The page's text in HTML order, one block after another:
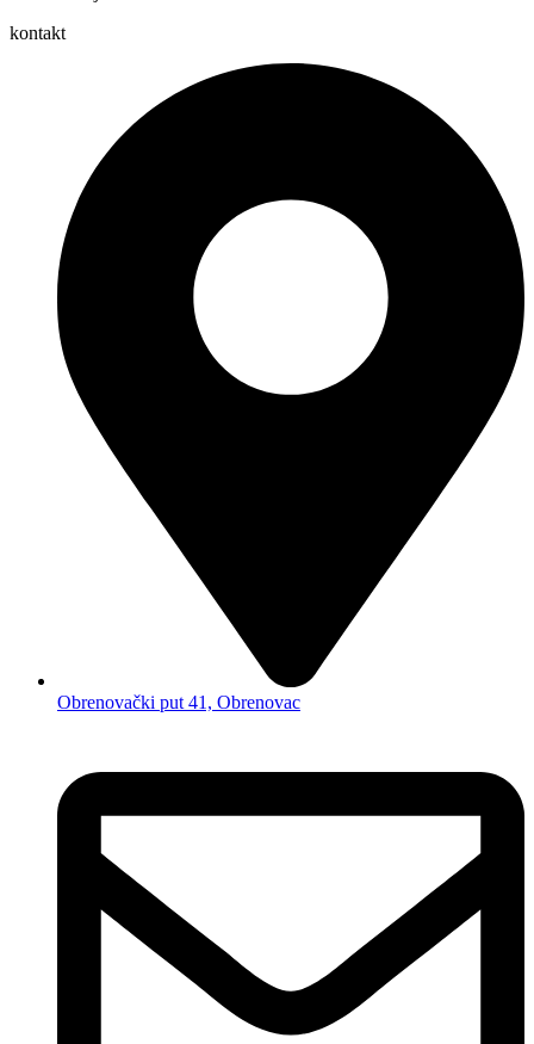
kontakt
Obrenovački put 41, Obrenovac